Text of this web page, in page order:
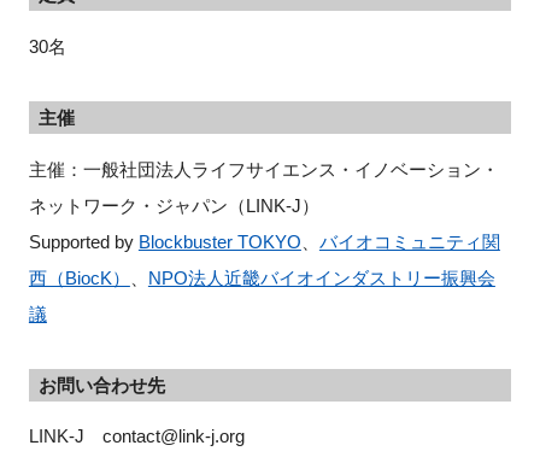
30名
主催
主催：一般社団法人ライフサイエンス・イノベーション・
ネットワーク・ジャパン（LINK-J）
Supported by Blockbuster TOKYO
バイオコミュニティ関
西（BiocK）
NPO法人近畿バイオインダストリー振興会
議
お問い合わせ先
LINK-J　contact@link-j.org